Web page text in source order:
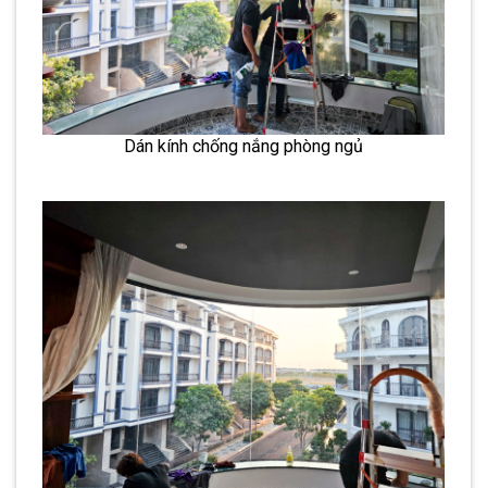
Dán kính chống nắng phòng ngủ